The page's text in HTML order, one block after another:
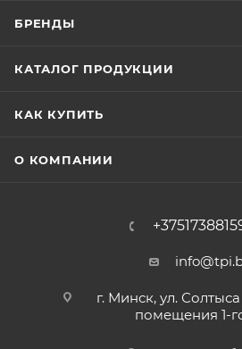
БРЕНДЫ
КАТАЛОГ ПРОДУКЦИИ
КАК КУПИТЬ
О КОМПАНИИ
г. Минск, ул.
помещения 1-